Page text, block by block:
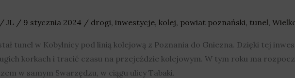
JL / 9 stycznia 2024 / drogi, inwestycje, kolej, powiat poznański, tunel,
tunel w Kobylnicy pod linią kolejową z Poznania do Gniezna. Dzięki tej
korkach i tracić czasu na przejeździe kolejowym. W tym roku ma
w samym Swarzędzu, w ciągu ulicy Tabaki.